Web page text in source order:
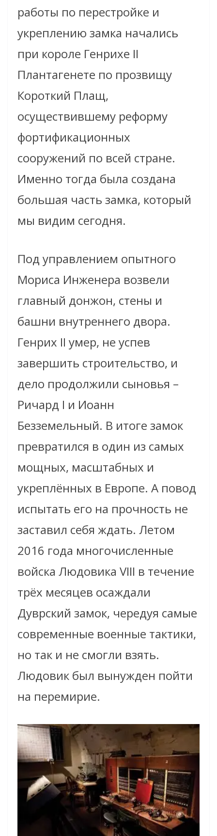
работы по перестройке и
укреплению замка начались
при короле Генрихе II
Плантагенете по прозвищу
Короткий Плащ,
осуществившему реформу
фортификационных
сооружений по всей стране.
Именно тогда была создана
большая часть замка, который
мы видим сегодня.
Под управлением опытного
Мориса Инженера возвели
главный донжон, стены и
башни внутреннего двора.
Генрих II умер, не успев
завершить строительство, и
дело продолжили сыновья –
Ричард I и Иоанн
Безземельный. В итоге замок
превратился в один из самых
мощных, масштабных и
укреплённых в Европе. А повод
испытать его на прочность не
заставил себя ждать. Летом
2016 года многочисленные
войска Людовика VIII в течение
трёх месяцев осаждали
Дуврский замок, чередуя самые
современные военные тактики,
но так и не смогли взять.
Людовик был вынужден пойти
на перемирие.